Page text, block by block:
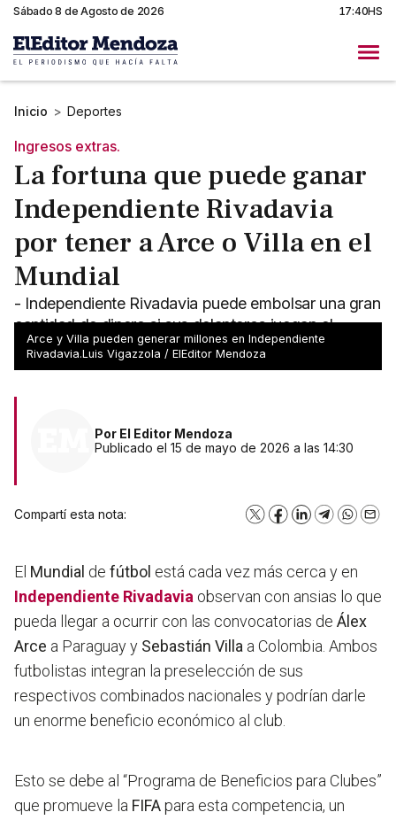
Sábado 8 de Agosto de 2026 17:40HS
Inicio > Deportes
Ingresos extras.
La fortuna que puede ganar
Independiente Rivadavia
por tener a Arce o Villa en el
Mundial
- Independiente Rivadavia puede embolsar una gran
cantidad de dinero si sus delanteros juegan el
Mundial - La Lepra aguarda con ansias
Arce y Villa pueden generar millones en Independiente
Rivadavia.Luis Vigazzola / ElEditor Mendoza
Por El Editor Mendoza
Publicado el 15 de mayo de 2026 a las 14:30
Compartí esta nota: X Facebook
LinkedInTelegram
El Mundial de fútbol está cada vez más cerca y en
Independiente Rivadavia observan con ansias lo que
pueda llegar a ocurrir con las convocatorias de Álex
Arce a Paraguay y Sebastián Villa a Colombia. Ambos
futbolistas integran la preselección de sus
respectivos combinados nacionales y podrían darle
un enorme beneficio económico al club.
Esto se debe al “Programa de Beneficios para Clubes”
que promueve la FIFApara esta competencia, un